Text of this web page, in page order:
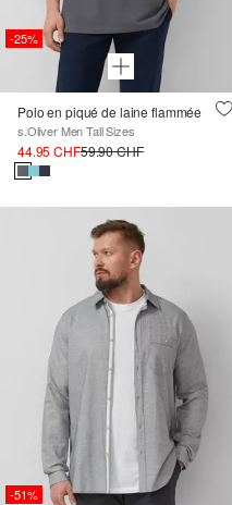
-25%
Polo en piqué de laine flammée
s.Oliver Men Tall Sizes
44.95 CHF59.90 CHF
-51%